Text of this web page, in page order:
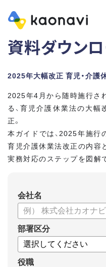
資料ダウン
2025年大幅改正 育児・介護
2025年4月から随時施行さ
る、育児介護休業法の大幅
正。
本ガイドでは、2025年施行
育児介護休業法改正の内容
実務対応のステップを図解
会社名
部署区分
役職